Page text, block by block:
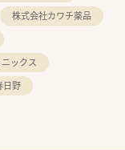
株式会社カワチ薬品
ックス
日野